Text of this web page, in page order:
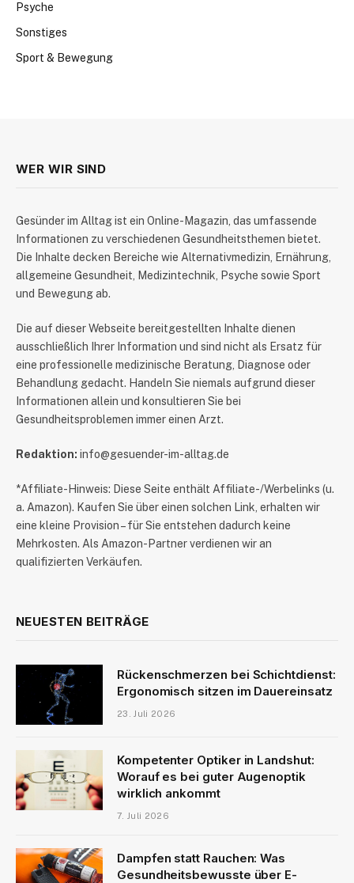
Psyche
Sonstiges
Sport & Bewegung
WER WIR SIND
​Gesünder im Alltag ist ein Online-Magazin, das umfassende
Informationen zu verschiedenen Gesundheitsthemen bietet.
Die Inhalte decken Bereiche wie Alternativmedizin, Ernährung,
allgemeine Gesundheit, Medizintechnik, Psyche sowie Sport
und Bewegung ab.
Die auf dieser Webseite bereitgestellten Inhalte dienen
ausschließlich Ihrer Information und sind nicht als Ersatz für
eine professionelle medizinische Beratung, Diagnose oder
Behandlung gedacht. Handeln Sie niemals aufgrund dieser
Informationen allein und konsultieren Sie bei
Gesundheitsproblemen immer einen Arzt.
Redaktion: info@gesuender-im-alltag.de
*Affiliate-Hinweis: Diese Seite enthält Affiliate-/Werbelinks (u.
a. Amazon). Kaufen Sie über einen solchen Link, erhalten wir
eine kleine Provision – für Sie entstehen dadurch keine
Mehrkosten. Als Amazon-Partner verdienen wir an
qualifizierten Verkäufen.
NEUESTEN BEITRÄGE
Rückenschmerzen bei Schichtdienst:
Ergonomisch sitzen im Dauereinsatz
23. Juli 2026
Kompetenter Optiker in Landshut:
Worauf es bei guter Augenoptik
wirklich ankommt
7. Juli 2026
Dampfen statt Rauchen: Was
Gesundheitsbewusste über E-